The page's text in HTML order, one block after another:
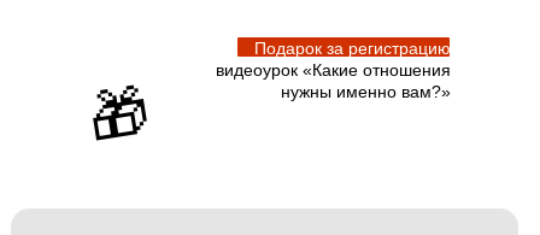
Подарок за регистрацию
видеоурок «Какие отношения
нужны именно вам?»
🎁